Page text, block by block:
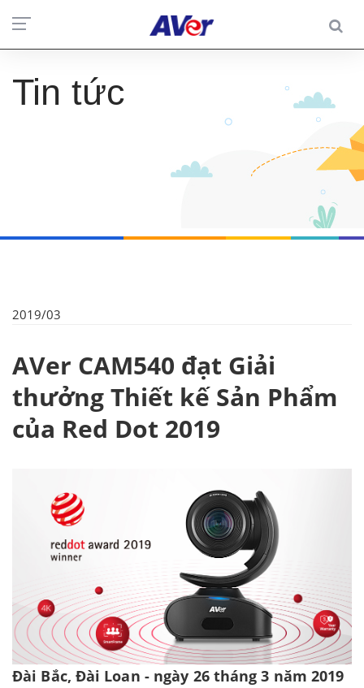
Tin tức
2019/03
AVer CAM540 đạt Giải
thưởng Thiết kế Sản Phẩm
của Red Dot 2019
Đài Bắc, Đài Loan - ngày 26 tháng 3 năm 2019